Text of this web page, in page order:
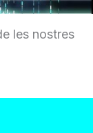
les nostres